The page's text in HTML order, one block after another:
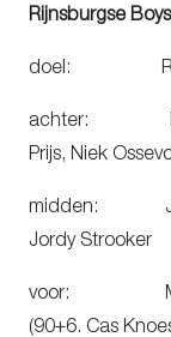
Rijnsburgse
doel:
achter:
Prijs, Niek
midden: Jorn
Jordy Strooker
voor: Max
(90+6. Cas